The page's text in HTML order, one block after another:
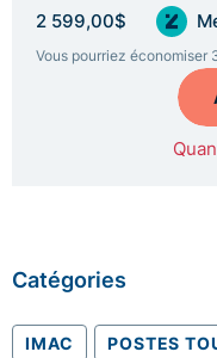
2 599,00$
Vous pourriez économiser
Catégories
IMAC POSTES